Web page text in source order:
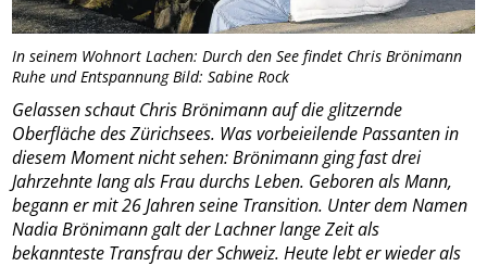
In seinem Wohnort Lachen: Durch den See findet Chris Brönimann
Ruhe und Entspannung Bild: Sabine Rock
Gelassen schaut Chris Brönimann auf die glitzernde
Oberfläche des Zürichsees. Was vorbeieilende Passanten in
diesem Moment nicht sehen: Brönimann ging fast drei
Jahrzehnte lang als Frau durchs Leben. Geboren als Mann,
begann er mit 26 Jahren seine Transition. Unter dem Namen
Nadia Brönimann galt der Lachner lange Zeit als
bekannteste Transfrau der Schweiz. Heute lebt er wieder als